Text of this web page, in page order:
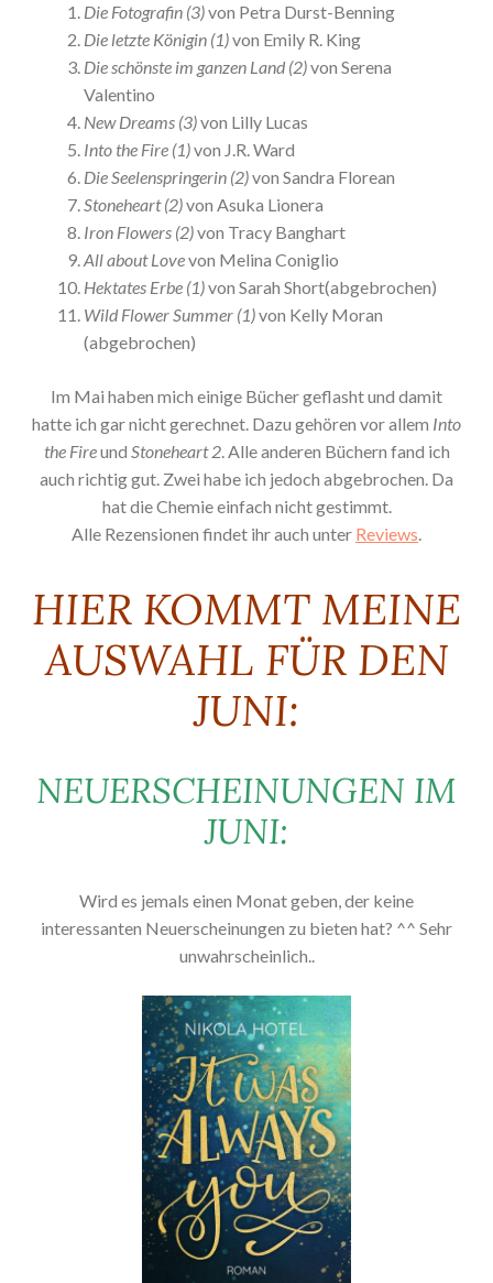
Die Fotografin (3)von Petra Durst-Benning
Die letzte Königin (1)von Emily R. King
Die schönste im ganzen Land (2)von Serena
Valentino
New Dreams (3)von Lilly Lucas
Into the Fire (1)von J.R. Ward
Die Seelenspringerin (2)von Sandra Florean
Stoneheart (2)von Asuka Lionera
Iron Flowers (2)von Tracy Banghart
All about Lovevon Melina Coniglio
Hektates Erbe (1)von Sarah Short(abgebrochen)
Wild Flower Summer (1)von Kelly Moran
(abgebrochen)
Im Mai haben mich einige Bücher geflasht und damit
hatte ich gar nicht gerechnet. Dazu gehören vor allem Into
the Fireund Stoneheart 2. Alle anderen Büchern fand ich
auch richtig gut. Zwei habe ich jedoch abgebrochen. Da
hat die Chemie einfach nicht gestimmt.
Alle Rezensionen findet ihr auch unter Reviews.
HIER KOMMT MEINE
AUSWAHL FÜR DEN
JUNI:
NEUERSCHEINUNGEN IM
JUNI:
Wird es jemals einen Monat geben, der keine
interessanten Neuerscheinungen zu bieten hat? ^^ Sehr
unwahrscheinlich..